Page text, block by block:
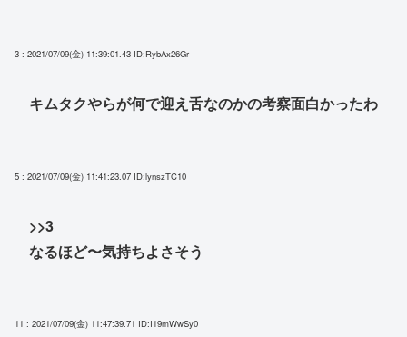
3 : 2021/07/09(金) 11:39:01.43 ID:RybAx26Gr
キムタクやらが何で迎え舌なのかの考察面白かったわ
5 : 2021/07/09(金) 11:41:23.07 ID:lynszTC10
>>3
なるほど〜気持ちよさそう
11 : 2021/07/09(金) 11:47:39.71 ID:I19mWwSy0